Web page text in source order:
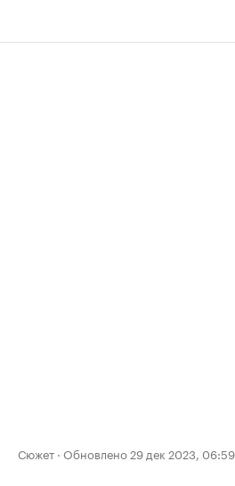
Сюжет · Обновлено 29 дек 2023, 06:59